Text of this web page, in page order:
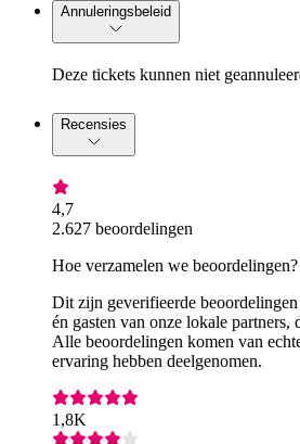
Annuleringsbeleid
Deze tickets kunnen niet
Recensies
4,7
2.627 beoordelingen
Hoe verzamelen we beoordelingen?
Dit zijn geverifieerde
én gasten van onze lokale partners,
Alle beoordelingen komen van
ervaring hebben deelgenomen.
1,8K